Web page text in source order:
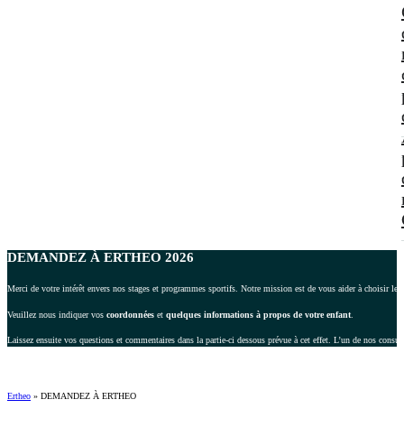
DEMANDEZ À ERTHEO 2026
Merci de votre intérêt envers nos stages et programmes sportifs. Notre mission est de vous aider à choisir
Veuillez nous indiquer vos coordonnées et quelques informations à propos de votre enfant
Laissez ensuite vos questions et commentaires dans la partie-ci dessous prévue à cet effet. L’un de nos
Ertheo » DEMANDEZ À ERTHEO